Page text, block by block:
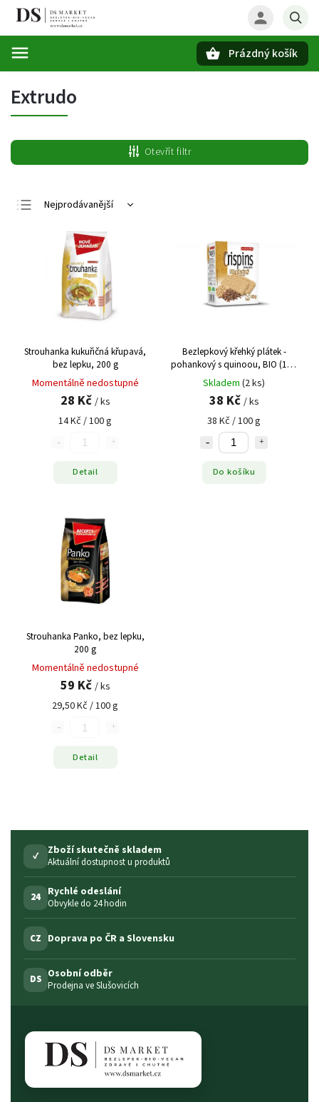
Prázdný košík
Extrudo
Otevřít filtr
Nejprodávanější
Nejlevnější
Nejdražší
Abecedně
Strouhanka kukuřičná křupavá,
bez lepku, 200 g
Momentálně nedostupné
28 Kč / ks
14 Kč / 100 g
Detail
Bezlepkový křehký plátek -
pohankový s quinoou, BIO (100
Skladem (2 ks)
38 Kč / ks
38 Kč / 100 g
Do košíku
Strouhanka Panko, bez lepku,
200 g
Momentálně nedostupné
59 Kč / ks
29,50 Kč / 100 g
Detail
✓ Zboží skutečně skladem
Aktuální dostupnost u produktů
24 Rychlé odeslání
Obvykle do 24 hodin
CZ Doprava po ČR a Slovensku
DS Osobní odběr
Prodejna ve Slušovicích